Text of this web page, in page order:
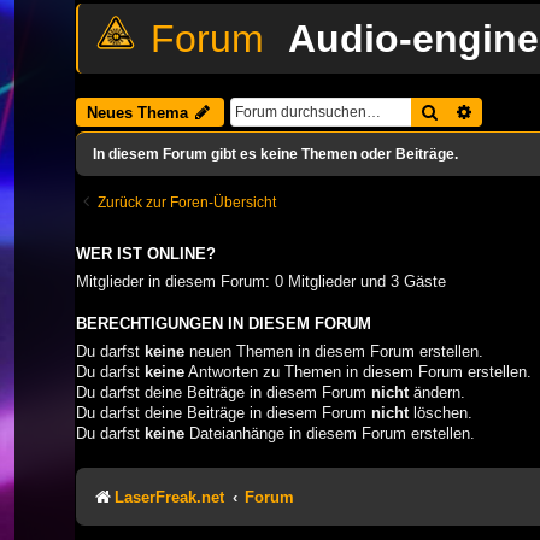
Audio-
Neues Thema Suche
In diesem Forum gibt es keine Themen oder Beiträge.
Zurück zur Foren-Übersicht
WER IST ONLINE?
Mitglieder in diesem Forum: 0 Mitglieder und 3 Gäste
BERECHTIGUNGEN IN DIESEM FORUM
Du darfst keine neuen Themen in diesem Forum erstellen.
Du darfst keine Antworten zu Themen in diesem Forum erstellen.
Du darfst deine Beiträge in diesem Forum nicht ändern.
Du darfst deine Beiträge in diesem Forum nicht löschen.
Du darfst keine Dateianhänge in diesem Forum erstellen.
LaserFreak.net Forum